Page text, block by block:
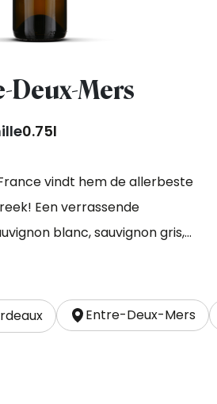
Deux-Mers
0.75l
vindt hem de allerbeste
Een verrassende
blanc, sauvignon gris,
die na een koude
gistsporen zorgt voor
Entre-Deux-Mers